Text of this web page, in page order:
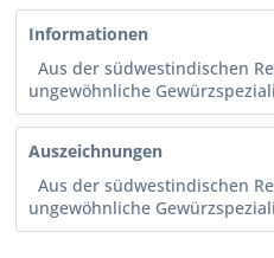
Informationen
Aus der südwestindischen
ungewöhnliche
Auszeichnungen
Aus der südwestindischen
ungewöhnliche